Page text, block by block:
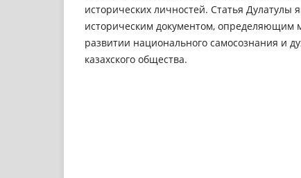
исторических личностей. Статья Дулатулы
историческим документом, определяющим
развитии национального самосознания и
казахского общества.